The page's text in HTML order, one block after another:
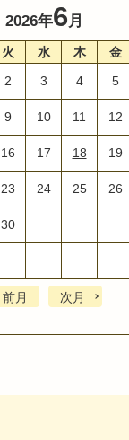
2026年6月
火 水 木 金
2 3 4 5
9 10 11 12
16 17 18 19
23 24 25 26
30
前月 次月